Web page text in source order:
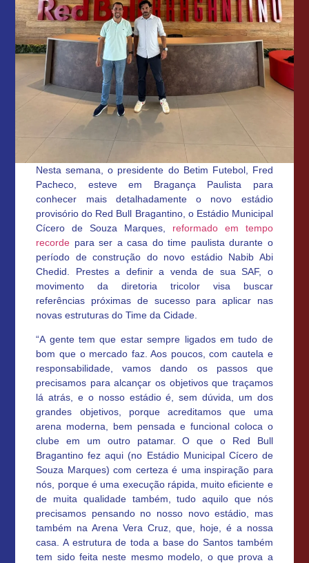
Nesta semana, o presidente do Betim Futebol, Fred
Pacheco, esteve em Bragança Paulista para
conhecer mais detalhadamente o novo estádio
provisório do Red Bull Bragantino, o Estádio Municipal
Cícero de Souza Marques, reformado em tempo
recorde para ser a casa do time paulista durante o
período de construção do novo estádio Nabib Abi
Chedid. Prestes a definir a venda de sua SAF, o
movimento da diretoria tricolor visa buscar
referências próximas de sucesso para aplicar nas
novas estruturas do Time da Cidade.
“A gente tem que estar sempre ligados em tudo de
bom que o mercado faz. Aos poucos, com cautela e
responsabilidade, vamos dando os passos que
precisamos para alcançar os objetivos que traçamos
lá atrás, e o nosso estádio é, sem dúvida, um dos
grandes objetivos, porque acreditamos que uma
arena moderna, bem pensada e funcional coloca o
clube em um outro patamar. O que o Red Bull
Bragantino fez aqui (no Estádio Municipal Cícero de
Souza Marques) com certeza é uma inspiração para
nós, porque é uma execução rápida, muito eficiente e
de muita qualidade também, tudo aquilo que nós
precisamos pensando no nosso novo estádio, mas
também na Arena Vera Cruz, que, hoje, é a nossa
casa. A estrutura de toda a base do Santos também
tem sido feita neste mesmo modelo, o que prova a